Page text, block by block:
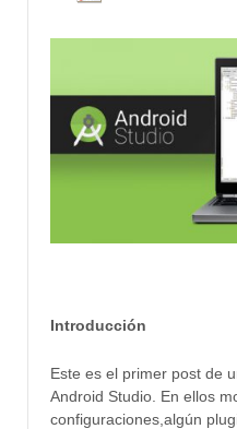
Introducción
Este es el primer post de
Android Studio. En ellos
configuraciones,algún